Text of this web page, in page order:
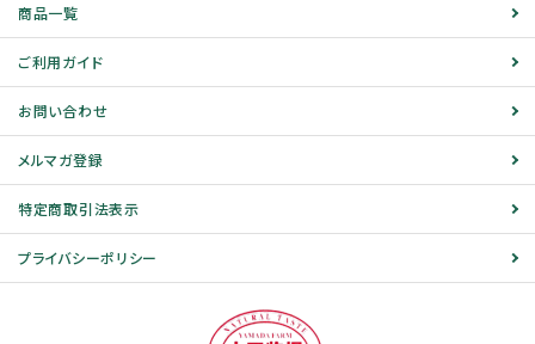
商品一覧
ご利用ガイド
お問い合わせ
メルマガ登録
特定商取引法表示
プライバシーポリシー